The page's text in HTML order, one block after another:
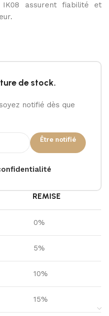
assurent fiabilité et
de stock.
notifié dès que
Être notifié
REMISE
0%
5%
10%
15%